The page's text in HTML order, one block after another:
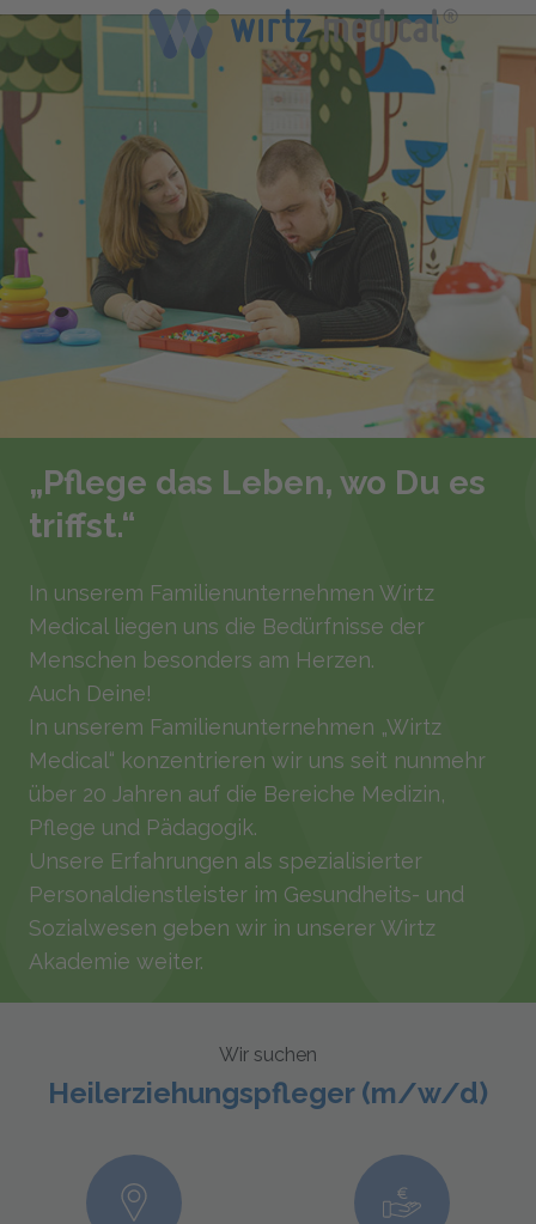
„Pflege das Leben, wo Du es
triffst.“
In unserem Familienunternehmen Wirtz
Medical liegen uns die Bedürfnisse der
Menschen besonders am Herzen.
Auch Deine!
In unserem Familienunternehmen „Wirtz
Medical“ konzentrieren wir uns seit nunmehr
über 20 Jahren auf die Bereiche Medizin,
Pflege und Pädagogik.
Unsere Erfahrungen als spezialisierter
Personaldienstleister im Gesundheits- und
Sozialwesen geben wir in unserer Wirtz
Akademie weiter.
Heilerziehungspfleger (m/w/d)